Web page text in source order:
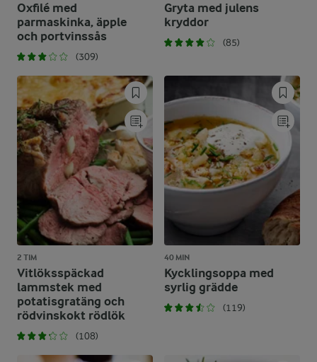
Oxfilé med
parmaskinka, äpple
och portvinssås
(309)
Gryta med julens
kryddor
(85)
2 TIM
Vitlöksspäckad
lammstek med
potatisgratäng och
rödvinskokt rödlök
(108)
40 MIN
Kycklingsoppa med
syrlig grädde
(119)